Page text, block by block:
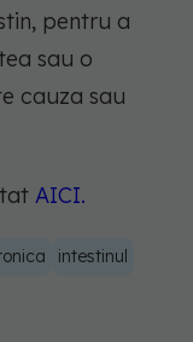
pentru a
sau o
cauza sau
AICI.
intestinul